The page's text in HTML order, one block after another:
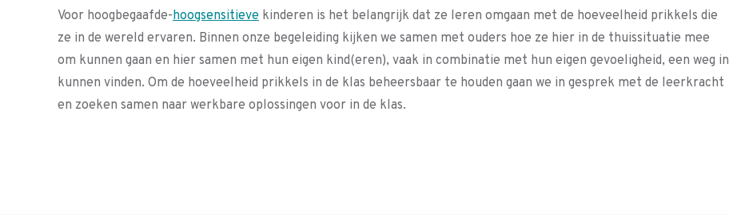
Voor hoogbegaafde-hoogsensitieve kinderen is het belangrijk dat ze leren omgaan met de hoeveelheid prikkels die
ze in de wereld ervaren. Binnen onze begeleiding kijken we samen met ouders hoe ze hier in de thuissituatie mee
om kunnen gaan en hier samen met hun eigen kind(eren), vaak in combinatie met hun eigen gevoeligheid, een weg in
kunnen vinden. Om de hoeveelheid prikkels in de klas beheersbaar te houden gaan we in gesprek met de leerkracht
en zoeken samen naar werkbare oplossingen voor in de klas.